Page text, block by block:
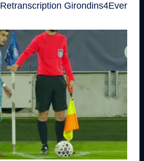
Retranscription Girondins4Ever